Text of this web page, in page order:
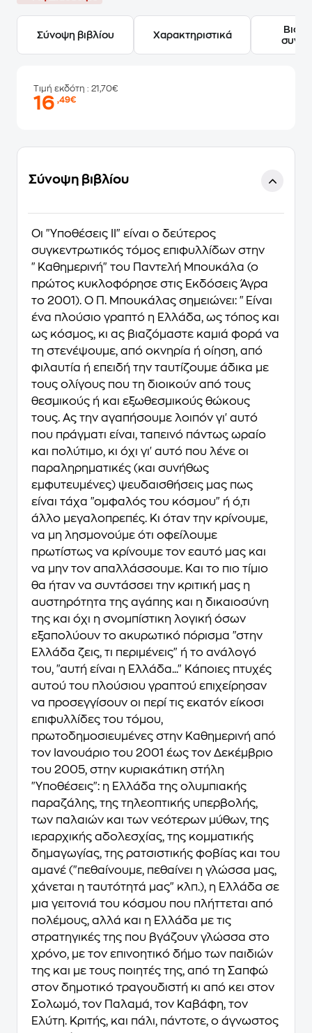
Σύνοψη βιβλίου Χαρακτηριστικά
Τιμή εκδότη : 21,70€
16,49€
Σύνοψη βιβλίου
Οι "Υποθέσεις ΙΙ" είναι ο δεύτερος
συγκεντρωτικός τόμος επιφυλλίδων στην
"Καθημερινή" του Παντελή Μπουκάλα (ο
πρώτος κυκλοφόρησε στις Εκδόσεις Άγρα
το 2001). Ο Π. Μπουκάλας σημειώνει: "Είναι
ένα πλούσιο γραπτό η Ελλάδα, ως τόπος και
ως κόσμος, κι ας βιαζόμαστε καμιά φορά να
τη στενέψουμε, από οκνηρία ή οίηση, από
φιλαυτία ή επειδή την ταυτίζουμε άδικα με
τους ολίγους που τη διοικούν από τους
θεσμικούς ή και εξωθεσμικούς θώκους
τους. Ας την αγαπήσουμε λοιπόν γι' αυτό
που πράγματι είναι, ταπεινό πάντως ωραίο
και πολύτιμο, κι όχι γι' αυτό που λένε οι
παραληρηματικές (και συνήθως
εμφυτευμένες) ψευδαισθήσεις μας πως
είναι τάχα "ομφαλός του κόσμου" ή ό,τι
άλλο μεγαλοπρεπές. Κι όταν την κρίνουμε,
να μη λησμονούμε ότι οφείλουμε
πρωτίστως να κρίνουμε τον εαυτό μας και
να μην τον απαλλάσσουμε. Και το πιο τίμιο
θα ήταν να συντάσσει την κριτική μας η
αυστηρότητα της αγάπης και η δικαιοσύνη
της και όχι η σνομπίστικη λογική όσων
εξαπολύουν το ακυρωτικό πόρισμα "στην
Ελλάδα ζεις, τι περιμένεις" ή το ανάλογό
του, "αυτή είναι η Ελλάδα..." Κάποιες πτυχές
αυτού του πλούσιου γραπτού επιχείρησαν
να προσεγγίσουν οι περί τις εκατόν είκοσι
επιφυλλίδες του τόμου,
πρωτοδημοσιευμένες στην Καθημερινή από
τον Ιανουάριο του 2001 έως τον Δεκέμβριο
του 2005, στην κυριακάτικη στήλη
"Υποθέσεις": η Ελλάδα της ολυμπιακής
παραζάλης, της τηλεοπτικής υπερβολής,
των παλαιών και των νεότερων μύθων, της
ιεραρχικής αδολεσχίας, της κομματικής
δημαγωγίας, της ρατσιστικής φοβίας και του
αμανέ ("πεθαίνουμε, πεθαίνει η γλώσσα μας,
χάνεται η ταυτότητά μας" κλπ.), η Ελλάδα σε
μια γειτονιά του κόσμου που πλήττεται από
πολέμους, αλλά και η Ελλάδα με τις
στρατηγικές της που βγάζουν γλώσσα στο
χρόνο, με τον επινοητικό δήμο των παιδιών
της και με τους ποιητές της, από τη Σαπφώ
στον δημοτικό τραγουδιστή κι από κει στον
Σολωμό, τον Παλαμά, τον Καβάφη, τον
Ελύτη. Κριτής, και πάλι, πάντοτε, ο άγνωστος